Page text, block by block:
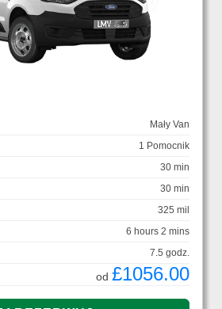
Mały Van
1 Pomocnik
30 min
30 min
325 mil
6 hours 2 mins
7.5 godz.
od £1056.00